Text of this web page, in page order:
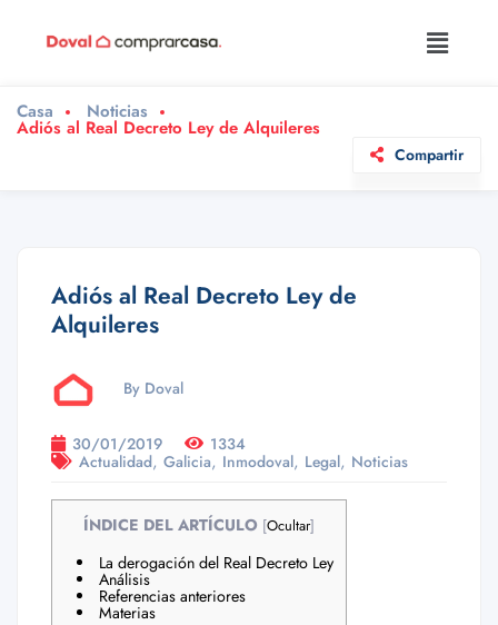
Casa Noticias
Adiós al Real Decreto Ley de Alquileres
Compartir
Adiós al Real Decreto Ley de
Alquileres
By Doval
30/01/2019
1334
Actualidad, Galicia, Inmodoval, Legal, Noticias
ÍNDICE DEL ARTÍCULO [Ocultar]
La derogación del Real Decreto Ley
Análisis
Referencias anteriores
Materias